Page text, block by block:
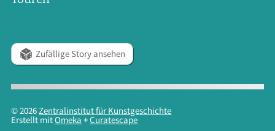
Zufällige Story ansehen
© 2026Zentralinstitut für Kunstgeschichte
Erstellt mitOmeka +Curatescape